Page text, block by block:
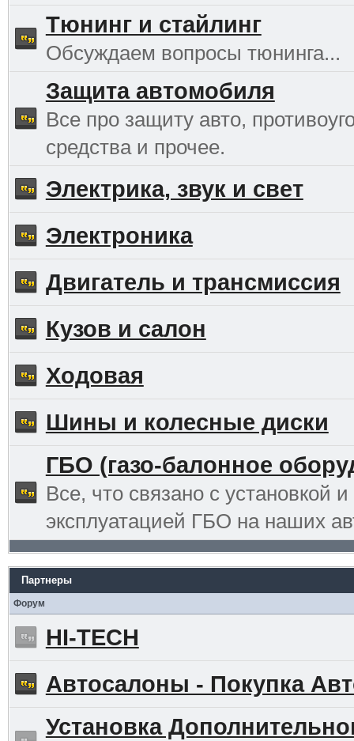
Тюнинг и стайлинг
Обсуждаем вопросы тюнинга...
Защита автомобиля
Все про защиту авто,
средства и прочее.
Электрика, звук и свет
Электроника
Двигатель и трансмиссия
Кузов и салон
Ходовая
Шины и колесные диски
ГБО (газо-балонное
Все, что связано с установкой и
эксплуатацией ГБО на наших
Партнеры
Форум
HI-TECH
Автосалоны - Покупка
Установка